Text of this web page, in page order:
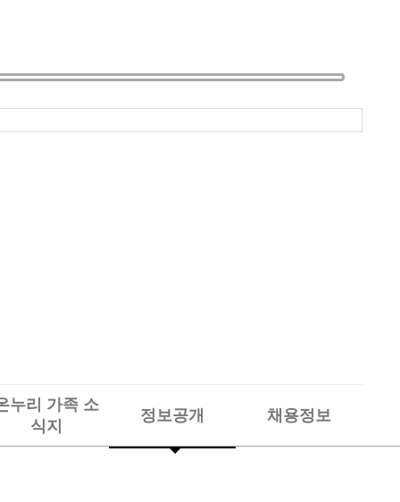
누리 가족 소
식지
정보공개 채용정보